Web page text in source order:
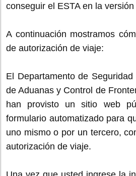
conseguir el ESTA en la
A continuación mostramos
de autorización de viaje:
El Departamento de
de Aduanas y Control de
han provisto un sitio web
formulario automatizado para
uno mismo o por un tercero,
autorización de viaje.